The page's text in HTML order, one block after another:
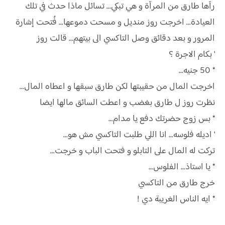
رآها طارق من المرآة و هي تبكي... تسائل ماذا حدث في تلك
العيادة... اخرجت روز منديل و مسحت دموعها... فُتحت إشارة
المرور و بعد دقائق وصل التاكسي الى بيتهم... قالت روز
' بكام الاجرة ؟
* 50 جنيه...
اخرجت المال من حقيبتها لكن طارق سبقها و اعطاه المال...
نظرت روز ل طارق بغضب و اعطت السائق مالها ايضا
* بس زوج حضرتك دفع يا مدام...
' اديله فلوسه... انا اللي طلبت التاكسي مش هو...
تركت له المال على التابلو و فتحت الباب و خرجت...
* يا استاذ... الفلوس...
خرج طارق من التاكسي
* ايه الناس الغريبة دي !